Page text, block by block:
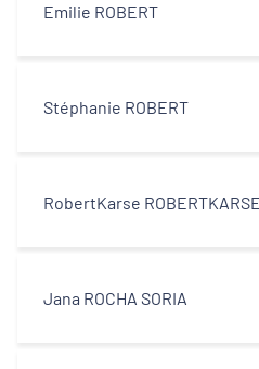
Equipe technique
Partenaires
Emilie ROBERT
Stéphanie ROBERT
RobertKarse ROBERTKARSE
Jana ROCHA SORIA